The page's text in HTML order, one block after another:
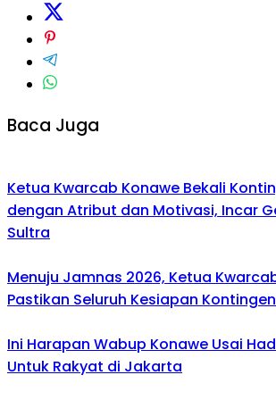
Baca Juga
Ketua Kwarcab Konawe Bekali
dengan Atribut dan Motivasi, Incar
Sultra
Menuju Jamnas 2026, Ketua
Pastikan Seluruh Kesiapan
Ini Harapan Wabup Konawe Usai
Untuk Rakyat di Jakarta